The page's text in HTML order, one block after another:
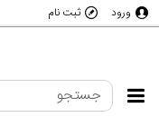
ورود ثبت نام